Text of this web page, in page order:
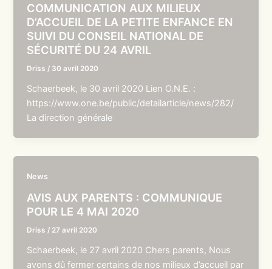
COMMUNICATION AUX MILIEUX
D’ACCUEIL DE LA PETITE ENFANCE EN
SUIVI DU CONSEIL NATIONAL DE
SÉCURITÉ DU 24 AVRIL
Driss / 30 avril 2020
Schaerbeek, le 30 avril 2020 Lien O.N.E. :
https://www.one.be/public/detailarticle/news/282/
La direction générale
News
AVIS AUX PARENTS : COMMUNIQUE
POUR LE 4 MAI 2020
Driss / 27 avril 2020
Schaerbeek, le 27 avril 2020 Chers parents, Nous
avons dû fermer certains de nos milieux d’accueil par